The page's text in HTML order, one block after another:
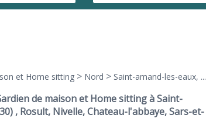
et Home sitting > Nord > Saint-amand-les-eaux, ...
de maison et Home sitting à Saint-
, Rosult, Nivelle, Chateau-l'abbaye, Sars-et-